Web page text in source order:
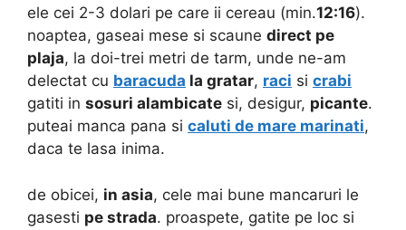
ele cei 2-3 dolari pe care ii cereau (min.12:16).
noaptea, gaseai mese si scaune direct pe
plaja, la doi-trei metri de tarm, unde ne-am
delectat cu baracuda la gratar, raci si crabi
gatiti in sosuri alambicate si, desigur, picante.
puteai manca pana si caluti de mare marinati,
daca te lasa inima.
de obicei, in asia, cele mai bune mancaruri le
gasesti pe strada. proaspete, gatite pe loc si